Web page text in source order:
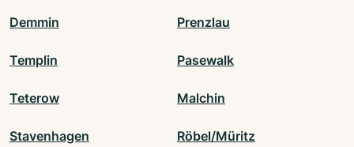
Demmin Prenzlau
Templin Pasewalk
Teterow Malchin
Stavenhagen Röbel/Müritz